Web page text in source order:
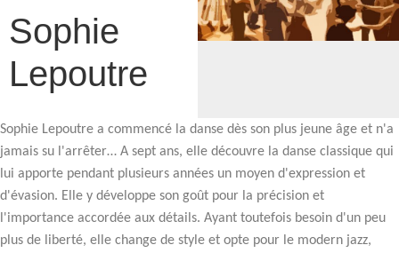
Sophie
Lepoutre
Sophie Lepoutre a commencé la danse dès son plus jeune âge et n'a
jamais su l'arrêter… A sept ans, elle découvre la danse classique qui
lui apporte pendant plusieurs années un moyen d'expression et
d'évasion. Elle y développe son goût pour la précision et
l'importance accordée aux détails. Ayant toutefois besoin d'un peu
plus de liberté, elle change de style et opte pour le modern jazz,